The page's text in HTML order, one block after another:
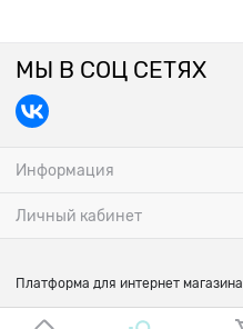
МЫ В СОЦ СЕТЯХ
Информация
Личный кабинет
Платформа для интернет магазина